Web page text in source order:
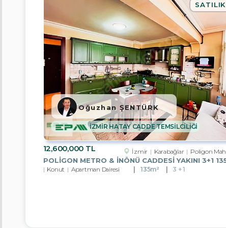
12,600,000 TL İzmir Karabağlar Poligon Mah.
SATILIK
Konut Apartman Dairesi 135m² 3 + 1
İZMİR HATAY CADDE TEMSİLCİLİĞİ
Oğuzhan ŞENTÜRK